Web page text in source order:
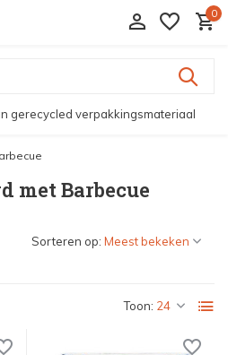
0
gerecycled verpakkingsmateriaal
met Barbecue
Toon:
Sorteren op: